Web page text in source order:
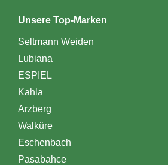
Unsere Top-Marken
Seltmann Weiden
Lubiana
ESPIEL
Kahla
Arzberg
Walküre
Eschenbach
Pasabahce